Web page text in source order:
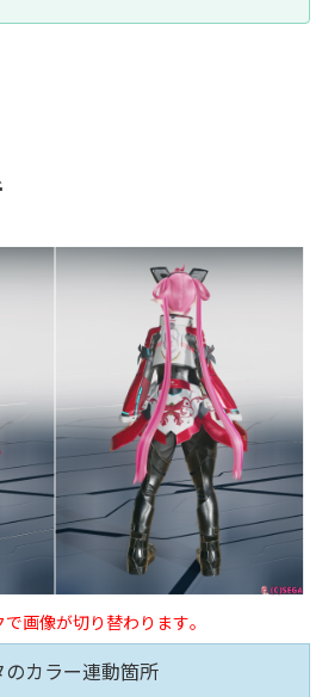
画像が切り替わります｡
カラー連動箇所